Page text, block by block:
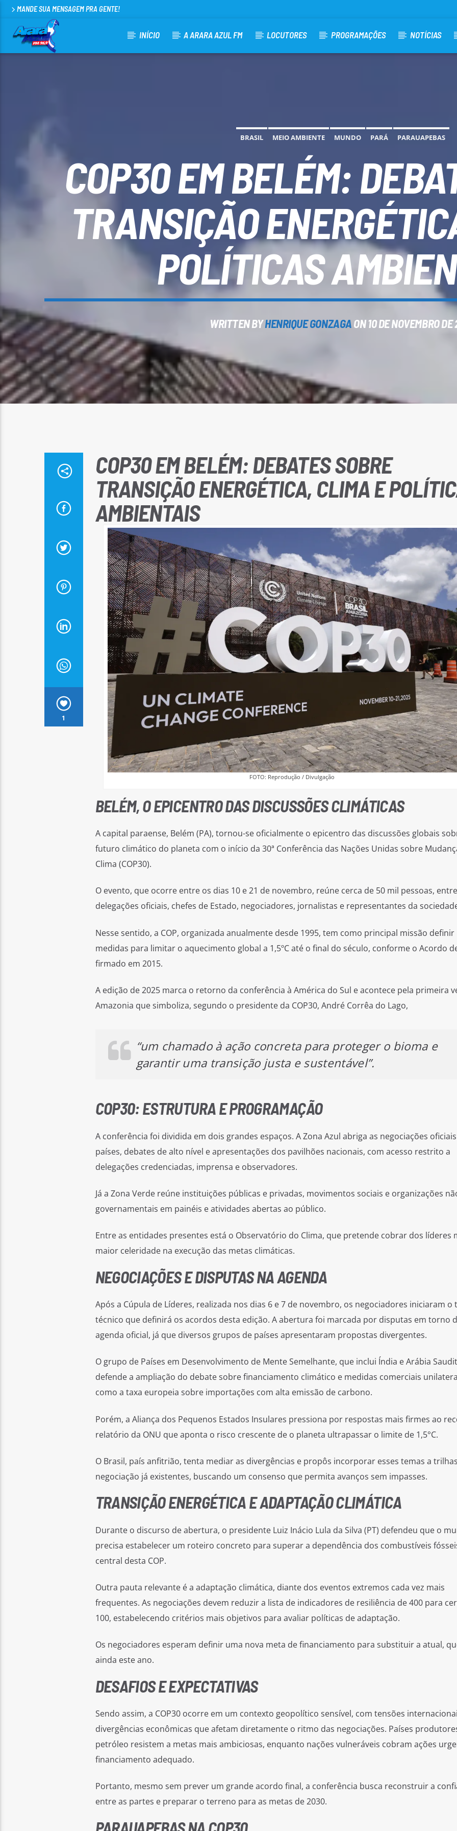
MANDE SUA MENSAGEM PRA GENTE!
INÍCIO A ARARA AZUL FM LOCUTORES PROGRAMAÇÕES NOTÍCIAS
BRASIL MEIO AMBIENTE MUNDO PARÁ PARAUAPEBAS
COP30 EM BELÉM:
TRANSIÇÃO
POLÍTICAS
WRITTEN BYHENRIQUE GONZAGAON 10 DE NOVEMBRO
1
COP30 EM BELÉM: DEBATES SOBRE
TRANSIÇÃO ENERGÉTICA, CLIMA E
AMBIENTAIS
FOTO: Reprodução / Divulgação
BELÉM, O EPICENTRO DAS DISCUSSÕES CLIMÁTICAS
A capital paraense, Belém (PA), tornou-se oficialmente o epicentro das discussões globais
futuro climático do planeta com o início da 30ª Conferência das Nações Unidas sobre
Clima (COP30).
O evento, que ocorre entre os dias 10 e 21 de novembro, reúne cerca de 50 mil pessoas, entre
delegações oficiais, chefes de Estado, negociadores, jornalistas e representantes da
Nesse sentido, a COP, organizada anualmente desde 1995, tem como principal missão definir
medidas para limitar o aquecimento global a 1,5ºC até o final do século, conforme o Acordo
firmado em 2015.
A edição de 2025 marca o retorno da conferência à América do Sul e acontece pela primeira
Amazonia que simboliza, segundo o presidente da COP30, André Corrêa do Lago,
“um chamado à ação concreta para proteger o bioma e
garantir uma transição justa e sustentável”.
COP30: ESTRUTURA E PROGRAMAÇÃO
A conferência foi dividida em dois grandes espaços. A Zona Azul abriga as negociações
países, debates de alto nível e apresentações dos pavilhões nacionais, com acesso restrito a
delegações credenciadas, imprensa e observadores.
Já a Zona Verde reúne instituições públicas e privadas, movimentos sociais e organizações
governamentais em painéis e atividades abertas ao público.
Entre as entidades presentes está o Observatório do Clima, que pretende cobrar dos líderes
maior celeridade na execução das metas climáticas.
NEGOCIAÇÕES E DISPUTAS NA AGENDA
Após a Cúpula de Líderes, realizada nos dias 6 e 7 de novembro, os negociadores iniciaram o
técnico que definirá os acordos desta edição. A abertura foi marcada por disputas em torno
agenda oficial, já que diversos grupos de países apresentaram propostas divergentes.
O grupo de Países em Desenvolvimento de Mente Semelhante, que inclui Índia e Arábia
defende a ampliação do debate sobre financiamento climático e medidas comerciais
como a taxa europeia sobre importações com alta emissão de carbono.
Porém, a Aliança dos Pequenos Estados Insulares pressiona por respostas mais firmes ao
relatório da ONU que aponta o risco crescente de o planeta ultrapassar o limite de 1,5°C.
O Brasil, país anfitrião, tenta mediar as divergências e propôs incorporar esses temas a
negociação já existentes, buscando um consenso que permita avanços sem impasses.
TRANSIÇÃO ENERGÉTICA E ADAPTAÇÃO CLIMÁTICA
Durante o discurso de abertura, o presidente Luiz Inácio Lula da Silva (PT) defendeu que o
precisa estabelecer um roteiro concreto para superar a dependência dos combustíveis
central desta COP.
Outra pauta relevante é a adaptação climática, diante dos eventos extremos cada vez mais
frequentes. As negociações devem reduzir a lista de indicadores de resiliência de 400 para
100, estabelecendo critérios mais objetivos para avaliar políticas de adaptação.
Os negociadores esperam definir uma nova meta de financiamento para substituir a atual,
ainda este ano.
DESAFIOS E EXPECTATIVAS
Sendo assim, a COP30 ocorre em um contexto geopolítico sensível, com tensões
divergências econômicas que afetam diretamente o ritmo das negociações. Países
petróleo resistem a metas mais ambiciosas, enquanto nações vulneráveis cobram ações
financiamento adequado.
Portanto, mesmo sem prever um grande acordo final, a conferência busca reconstruir a
entre as partes e preparar o terreno para as metas de 2030.